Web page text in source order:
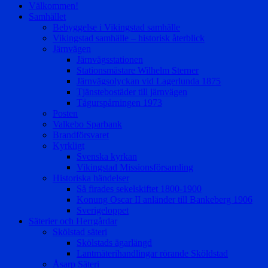
Välkommen!
Samhället
Bebyggelse i Vikingstad samhälle
Vikingstad samhälle – historisk återblick
Järnvägen
Järnvägsstationen
Stationsmästare Wilhelm Sterner
Järnvägsolyckan vid Lagerlunda 1875
Tjänstebostäder till järnvägen
Tågurspårningen 1973
Posten
Valkebo Sparbank
Brandförsvaret
Kyrkligt
Svenska kyrkan
Vikingstad Missionsförsamling
Historiska händelser
Så firades sekelskiftet 1800-1900
Konung Oscar II anländer till Bankeberg 1906
Sverigeloppet
Säterier och Herrgårdar
Skölstad säteri
Skölstads ägarlängd
Lantmäterihandlingar rörande Sköldstad
Åsarp Säteri